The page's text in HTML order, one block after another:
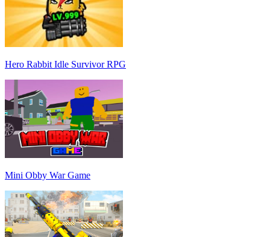
Hero Rabbit Idle Survivor RPG
Mini Obby War Game